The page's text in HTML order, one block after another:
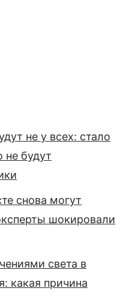
не у всех: стало
не будут
снова могут
шокировали
света в
какая причина